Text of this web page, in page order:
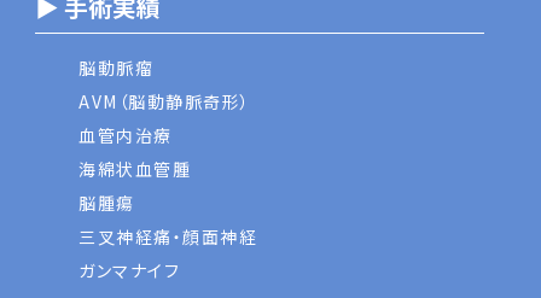
脳動脈瘤
AVM（脳動静脈奇形）
血管内治療
海綿状血管腫
脳腫瘍
三叉神経痛・顔面神経
ガンマナイフ